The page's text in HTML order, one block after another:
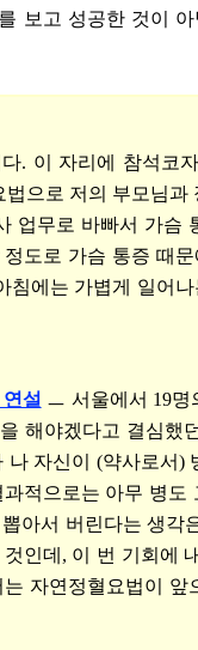
보고 성공한 것이
. 이 자리에 참석코
으로 저의 부모님
업무로 바빠서 가슴
도로 가슴 통증 때
에는 가볍게 일어
설 ㅡ 서울에서 19
해야겠다고 결심했
자신이 (약사로서)
적으로는 아무 병도
아서 버린다는 생각
인데, 이 번 기회에
자연정혈요법이